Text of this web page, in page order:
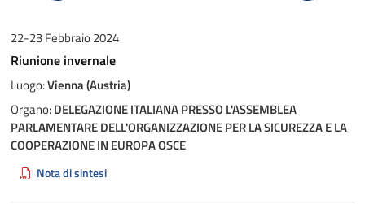
22-23 Febbraio 2024
Riunione invernale
Luogo:Vienna (Austria)
Organo:DELEGAZIONE ITALIANA PRESSO L'ASSEMBLEA
PARLAMENTARE DELL'ORGANIZZAZIONE PER LA SICUREZZA E LA
COOPERAZIONE IN EUROPA OSCE
Nota di sintesi